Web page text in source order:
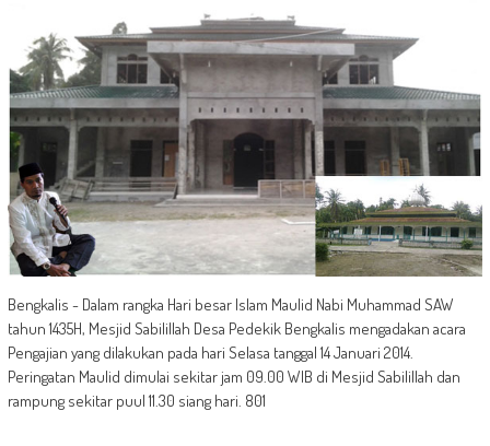
Bengkalis - Dalam rangka Hari besar Islam Maulid Nabi Muhammad SAW
tahun 1435H, Mesjid Sabilillah Desa Pedekik Bengkalis mengadakan acara
Pengajian yang dilakukan pada hari Selasa tanggal 14 Januari 2014.
Peringatan Maulid dimulai sekitar jam 09.00 WIB di Mesjid Sabilillah dan
rampung sekitar puul 11.30 siang hari. 801